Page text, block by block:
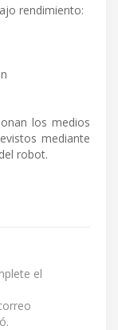
rendimiento:
los medios
mediante
robot.
el